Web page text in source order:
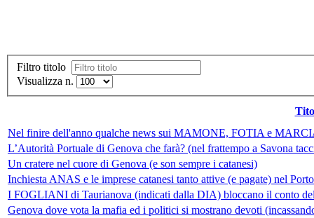
Filtro titolo
Visualizza n.
Nel finire dell'anno qualche news sui MAMONE, FOTIA e
L’Autorità Portuale di Genova che farà? (nel frattempo a Savona
Un cratere nel cuore di Genova (e son sempre i catanesi)
Inchiesta ANAS e le imprese catanesi tanto attive (e pagate) nel
I FOGLIANI di Taurianova (indicati dalla DIA) bloccano il conto
Genova dove vota la mafia ed i politici si mostrano devoti